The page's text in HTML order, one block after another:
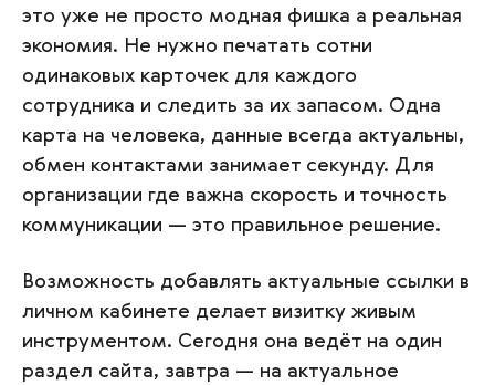
это уже не просто модная фишка а реальная
экономия. Не нужно печатать сотни
одинаковых карточек для каждого
сотрудника и следить за их запасом. Одна
карта на человека, данные всегда актуальны,
обмен контактами занимает секунду. Для
организации где важна скорость и точность
коммуникации — это правильное решение.
Возможность добавлять актуальные ссылки в
личном кабинете делает визитку живым
инструментом. Сегодня она ведёт на один
раздел сайта, завтра — на актуальное